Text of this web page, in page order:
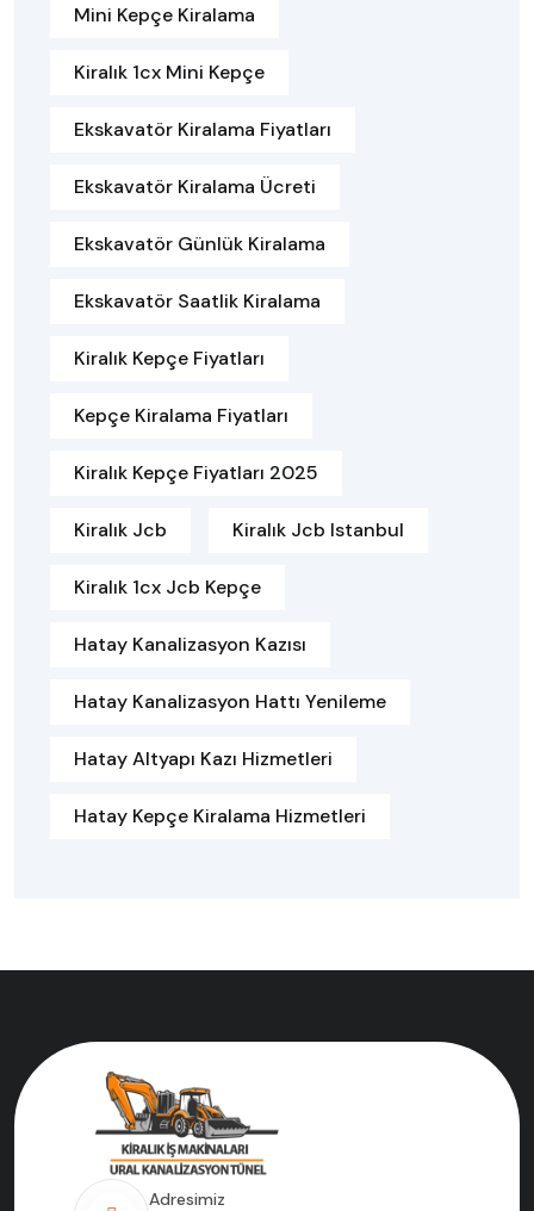
Mini Kepçe Kiralama
Kiralık 1cx Mini Kepçe
Ekskavatör Kiralama Fiyatları
Ekskavatör Kiralama Ücreti
Ekskavatör Günlük Kiralama
Ekskavatör Saatlik Kiralama
Kiralık Kepçe Fiyatları
Kepçe Kiralama Fiyatları
Kiralık Kepçe Fiyatları 2025
Kiralık Jcb Kiralık Jcb Istanbul
Kiralık 1cx Jcb Kepçe
Hatay Kanalizasyon Kazısı
Hatay Kanalizasyon Hattı Yenileme
Hatay Altyapı Kazı Hizmetleri
Hatay Kepçe Kiralama Hizmetleri
Adresimiz